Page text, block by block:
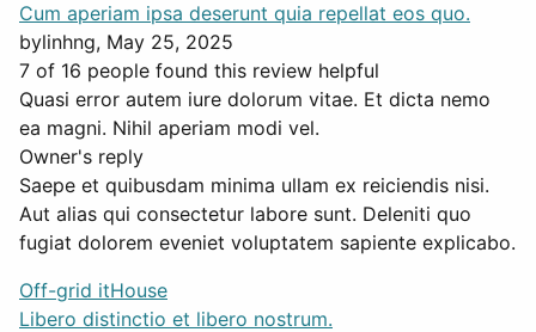
Cum aperiam ipsa deserunt quia repellat eos quo.
bylinhng, May 25, 2025
7 of 16 people found this review helpful
Quasi error autem iure dolorum vitae. Et dicta nemo
ea magni. Nihil aperiam modi vel.
Owner's reply
Saepe et quibusdam minima ullam ex reiciendis nisi.
Aut alias qui consectetur labore sunt. Deleniti quo
fugiat dolorem eveniet voluptatem sapiente explicabo.
Off-grid itHouse
Libero distinctio et libero nostrum.